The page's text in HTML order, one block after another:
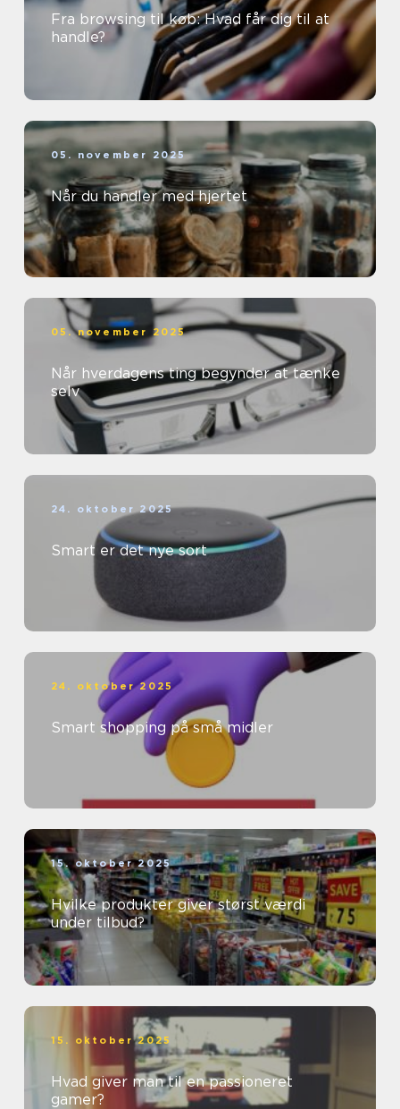
Fra browsing til køb: Hvad får dig til at
handle?
05. november 2025
Når du handler med hjertet
05. november 2025
Når hverdagens ting begynder at tænke
selv
24. oktober 2025
Smart er det nye sort
24. oktober 2025
Smart shopping på små midler
15. oktober 2025
Hvilke produkter giver størst værdi
under tilbud?
15. oktober 2025
Hvad giver man til en passioneret
gamer?